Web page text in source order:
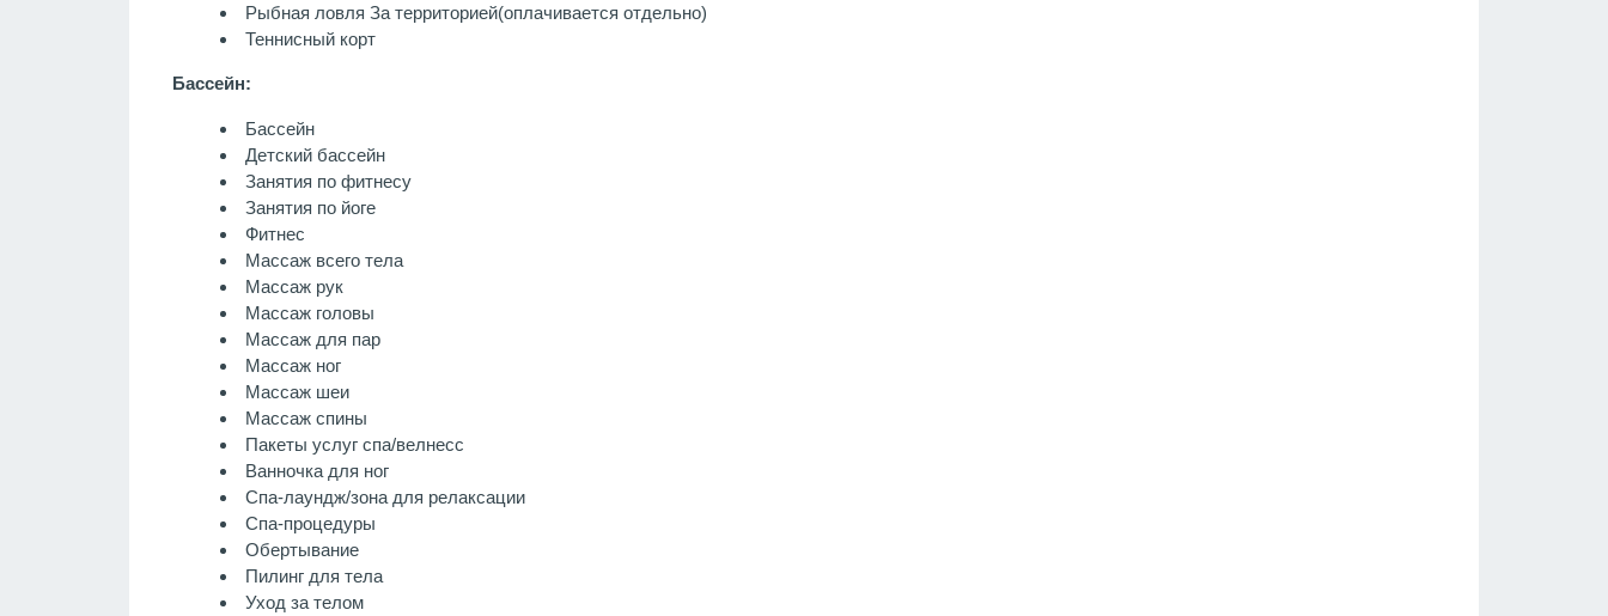
Рыбная ловля За территорией(оплачивается отдельно)
Теннисный корт
Бассейн:
Бассейн
Детский бассейн
Занятия по фитнесу
Занятия по йоге
Фитнес
Массаж всего тела
Массаж рук
Массаж головы
Массаж для пар
Массаж ног
Массаж шеи
Массаж спины
Пакеты услуг спа/велнесс
Ванночка для ног
Спа-лаундж/зона для релаксации
Спа-процедуры
Обертывание
Пилинг для тела
Уход за телом